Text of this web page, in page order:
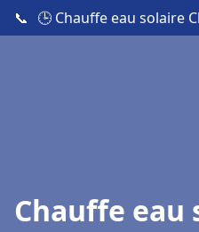
📞 🕒 Chauffe eau solaire
Chauffe eau